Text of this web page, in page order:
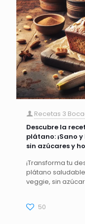
Recetas 3
Descubre la
plátano: ¡Sano
sin azúcares y
¡Transforma tu
plátano
veggie, sin
50